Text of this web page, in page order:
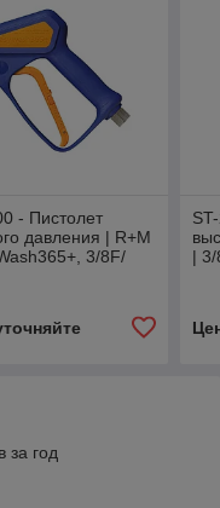
- Пистолет
давления | R+M
3/8F/
| 3/
за год